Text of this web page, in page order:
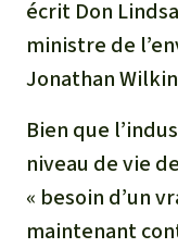
écrit Don
ministre de
Jonathan
Bien que
niveau de vie
« besoin d’un
maintenant